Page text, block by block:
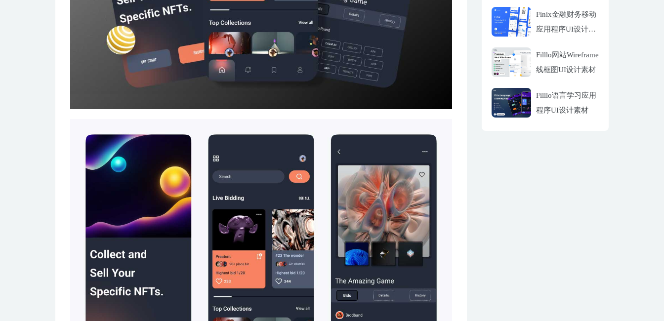
Finix金融财务移动
应用程序UI设计套
Filllo网站Wireframe
线框图UI设计素材
Filllo语言学习应用
程序UI设计素材